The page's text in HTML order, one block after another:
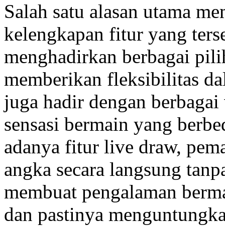
Salah satu alasan utama
kelengkapan fitur yang
menghadirkan berbagai
memberikan fleksibilitas
juga hadir dengan
sensasi bermain yang
adanya fitur live draw,
angka secara langsung
membuat pengalaman
dan pastinya